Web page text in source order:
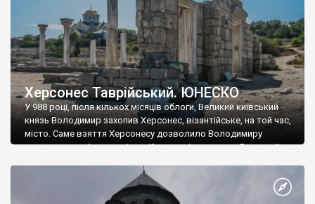
Херсонес Таврійський. ЮНЕСКО
У 988 році, після кількох місяців облоги, Великий київський
князь Володимир захопив Херсонес, візантійське, на той час,
місто. Саме взяття Херсонесу дозволило Володимиру
диктувати свої умови візантійському імператору Василю ІІ, та
Херсонесі Володимир-язичник, став Василем-християнином.
А потім було Хрещення Русі. На честь Херсонесу Таврійського